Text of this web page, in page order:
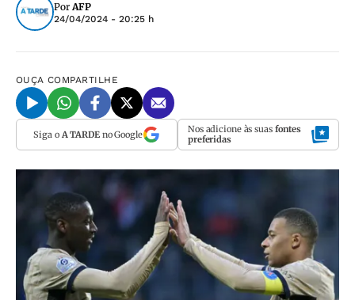
PorAFP
24/04/2024 - 20:25 h
OUÇA COMPARTILHE
Siga o A TARDEno Google Nos adicione às suas fontes
preferidas